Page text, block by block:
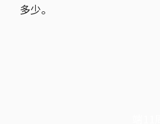
多少。